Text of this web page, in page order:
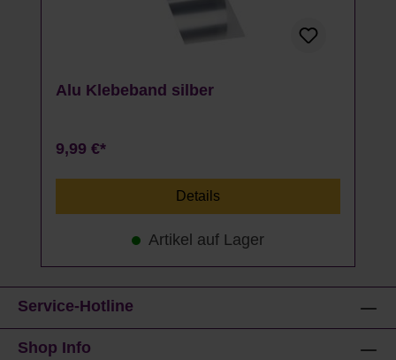
Alu Klebeband silber
9,99 €*
Details
Artikel auf Lager
Service-Hotline
Shop Info